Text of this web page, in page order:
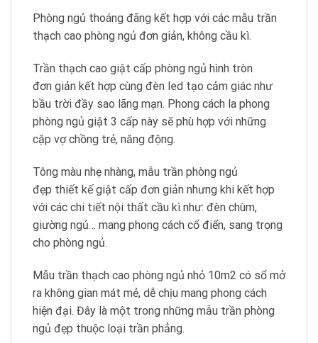
Phòng ngủ thoáng đãng kết hợp với các mẫu trần
thạch cao phòng ngủ đơn giản, không cầu kì.
Trần thạch cao giật cấp phòng ngủ hình tròn
đơn giản kết hợp cùng đèn led tạo cảm giác như
bầu trời đầy sao lãng mạn. Phong cách la phong
phòng ngủ giật 3 cấp này sẽ phù hợp với những
cặp vợ chồng trẻ, năng động.
Tông màu nhẹ nhàng, mẫu trần phòng ngủ
đẹp thiết kế giật cấp đơn giản nhưng khi kết hợp
với các chi tiết nội thất cầu kì như: đèn chùm,
giường ngủ… mang phong cách cổ điển, sang trọng
cho phòng ngủ.
Mẫu trần thạch cao phòng ngủ nhỏ 10m2 có sổ mở
ra không gian mát mẻ, dễ chịu mang phong cách
hiện đại. Đây là một trong những mẫu trần phòng
ngủ đẹp thuộc loại trần phẳng.